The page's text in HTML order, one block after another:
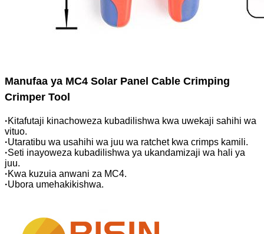
Manufaa ya MC4 Solar Panel Cable Crimping
Crimper Tool
·Kitafutaji kinachoweza kubadilishwa kwa uwekaji sahihi wa
vituo.
·Utaratibu wa usahihi wa juu wa ratchet kwa crimps kamili.
·Seti inayoweza kubadilishwa ya ukandamizaji wa hali ya
juu.
·Kwa kuzuia anwani za MC4.
·Ubora umehakikishwa.